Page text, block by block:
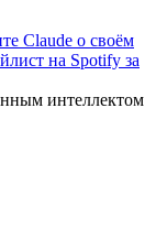
Claude о своём
на Spotify за
интеллектом